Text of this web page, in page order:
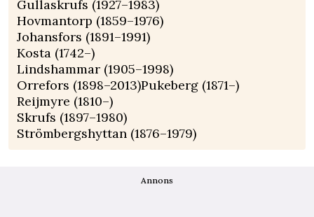
Gullaskrufs (1927–1983)
Hovmantorp (1859–1976)
Johansfors (1891–1991)
Kosta (1742–)
Lindshammar (1905–1998)
Orrefors (1898–2013)Pukeberg (1871–)
Reijmyre (1810–)
Skrufs (1897–1980)
Strömbergshyttan (1876–1979)
Annons